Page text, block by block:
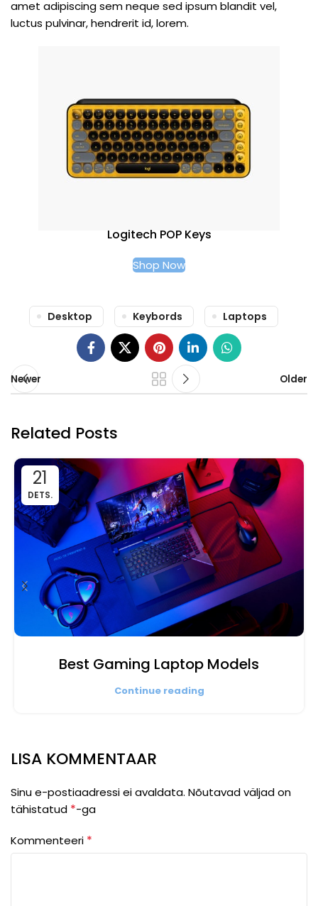
amet adipiscing sem neque sed ipsum blandit vel,
luctus pulvinar, hendrerit id, lorem.
Logitech POP Keys
Shop Now
Desktop Keybords Laptops
Newer Older
Related Posts
21
DETS.
Best Gaming Laptop Models
Continue reading
LISA KOMMENTAAR
Sinu e-postiaadressi ei avaldata. Nõutavad väljad on
tähistatud *-ga
Kommenteeri *